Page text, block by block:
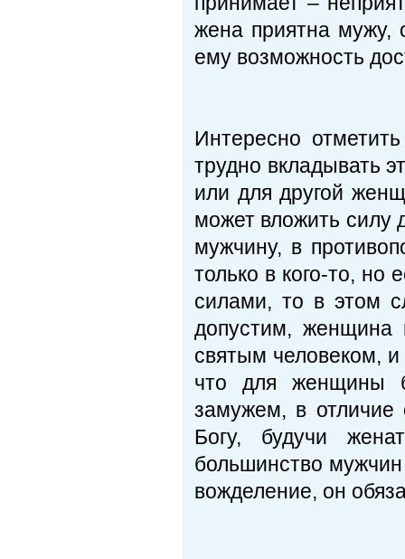
жена приятна мужу,
ему возможность
Интересно
трудно вкладывать
или для другой
может вложить силу
мужчину, в
только в кого-то, но
силами, то в этом
допустим, женщина
святым человеком, и
что для женщины
замужем, в отличие
Богу, будучи
большинство
вожделение, он